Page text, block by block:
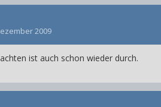
2009
ist auch schon wieder durch.